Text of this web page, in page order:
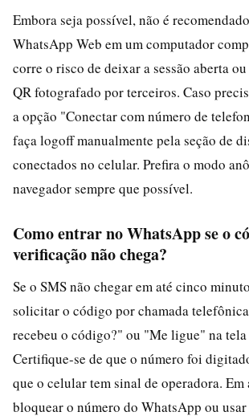
Embora seja possível, não é
WhatsApp Web em um computador
corre o risco de deixar a sessão aberta
QR fotografado por terceiros. Caso
a opção "Conectar com número de
faça logoff manualmente pela seção de
conectados no celular. Prefira o modo
navegador sempre que possível.
Como entrar no WhatsApp se o
verificação não chega?
Se o SMS não chegar em até cinco
solicitar o código por chamada
recebeu o código?" ou "Me ligue" na
Certifique-se de que o número foi
que o celular tem sinal de operadora. Em
bloquear o número do WhatsApp ou